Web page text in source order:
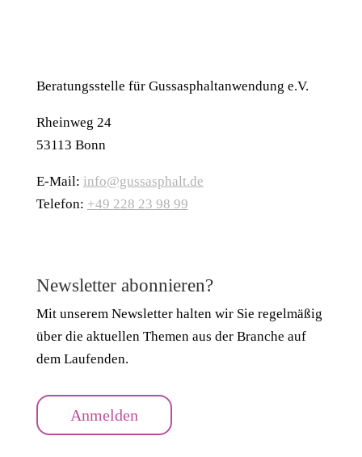
Beratungsstelle für Gussasphaltanwendung e.V.
Rheinweg 24
53113 Bonn
E-Mail: info@gussasphalt.de
Telefon: +49 228 23 98 99
Newsletter abonnieren?
Mit unserem Newsletter halten wir Sie regelmäßig
über die aktuellen Themen aus der Branche auf
dem Laufenden.
Anmelden